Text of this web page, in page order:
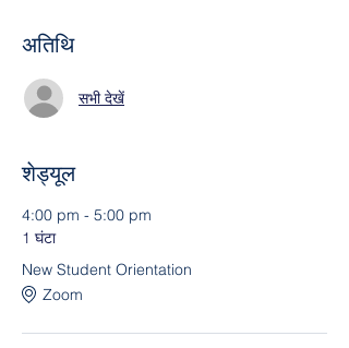
अतिथि
सभी देखें
शेड्यूल
4:00 pm - 5:00 pm
1 घंटा
New Student Orientation
Zoom